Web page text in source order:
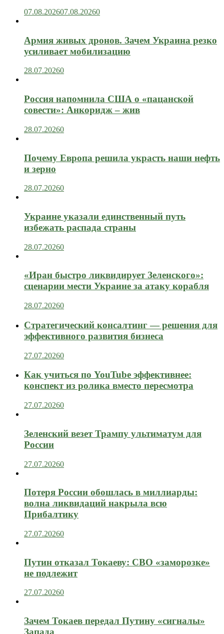
07.08.202607.08.20260
Армия живых дронов. Зачем Украина резко
усиливает мобилизацию
28.07.20260
Россия напомнила США о «пацанской
совести»: Анкоридж – жив
28.07.20260
Почему Европа решила украсть наши нефть
и зерно
28.07.20260
Украине указали единственный путь
избежать распада страны
28.07.20260
«Иран быстро ликвидирует Зеленского»:
сценарии мести Украине за атаку корабля
28.07.20260
Стратегический консалтинг — решения для
эффективного развития бизнеса
27.07.20260
Как учиться по YouTube эффективнее:
конспект из ролика вместо пересмотра
27.07.20260
Зеленский везет Трампу ультиматум для
России
27.07.20260
Потеря России обошлась в миллиарды:
волна ликвидаций накрыла всю
Прибалтику
27.07.20260
Путин отказал Токаеву: СВО «заморозке»
не подлежит
27.07.20260
Зачем Токаев передал Путину «сигналы»
Запада